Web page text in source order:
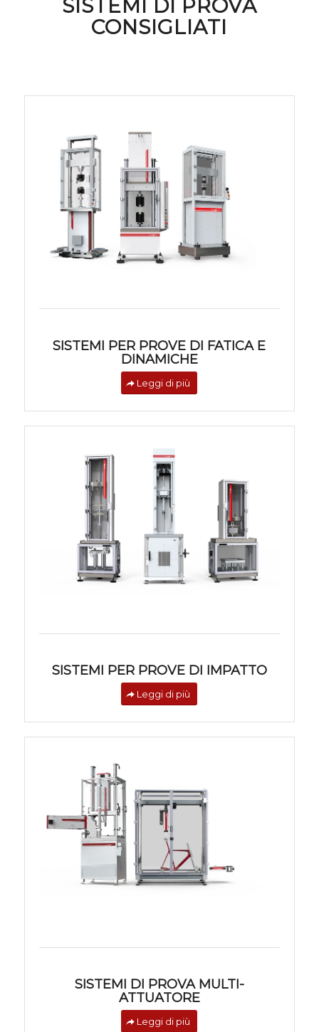
SISTEMI DI PROVA
CONSIGLIATI
SISTEMI PER PROVE DI FATICA E
DINAMICHE
Leggi di più
SISTEMI PER PROVE DI IMPATTO
Leggi di più
SISTEMI DI PROVA MULTI-
ATTUATORE
Leggi di più